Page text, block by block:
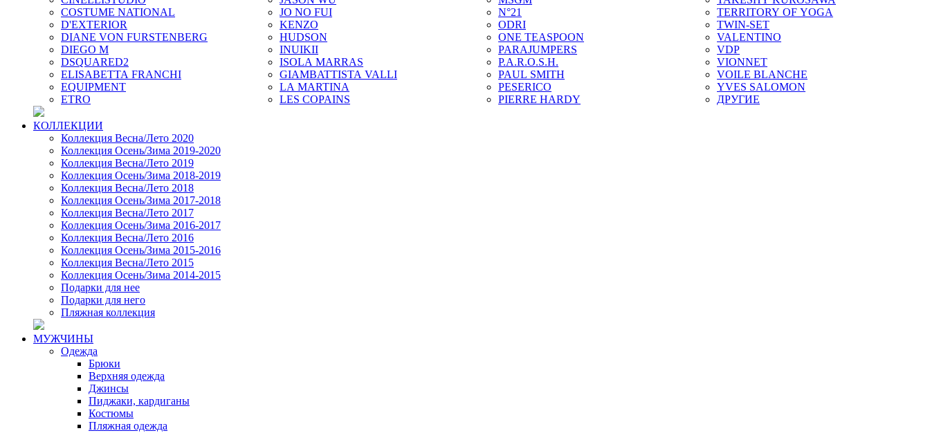
COSTUME NATIONAL
D'EXTERIOR
DIANE VON FURSTENBERG
DIEGO M
DSQUARED2
ELISABETTA FRANCHI
EQUIPMENT
ETRO
JO NO FUI
KENZO
HUDSON
INUIKII
ISOLA MARRAS
GIAMBATTISTA VALLI
LA MARTINA
LES COPAINS
N°21
ODRI
ONE TEASPOON
PARAJUMPERS
P.A.R.O.S.H.
PAUL SMITH
PESERICO
PIERRE HARDY
TERRITORY OF YOGA
TWIN-SET
VALENTINO
VDP
VIONNET
VOILE BLANCHE
YVES SALOMON
ДРУГИЕ
КОЛЛЕКЦИИ
Коллекция Весна/Лето 2020
Коллекция Осень/Зима 2019-2020
Коллекция Весна/Лето 2019
Коллекция Осень/Зима 2018-2019
Коллекция Весна/Лето 2018
Коллекция Осень/Зима 2017-2018
Коллекция Весна/Лето 2017
Коллекция Осень/Зима 2016-2017
Коллекция Весна/Лето 2016
Коллекция Осень/Зима 2015-2016
Коллекция Весна/Лето 2015
Коллекция Осень/Зима 2014-2015
Подарки для нее
Подарки для него
Пляжная коллекция
МУЖЧИНЫ
Одежда
Брюки
Верхняя одежда
Джинсы
Пиджаки, кардиганы
Костюмы
Пляжная одежда